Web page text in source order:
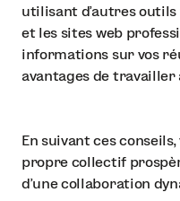
utilisant d'autres outils
et les sites web
informations sur vos
avantages de travailler
En suivant ces
propre collectif
d'une collaboration